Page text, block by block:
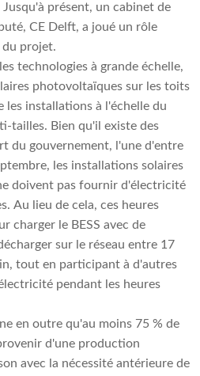
présent, un cabinet de
CE Delft, a joué un rôle
du projet.
technologies à grande échelle,
photovoltaïques sur les toits
les installations à l'échelle du
tailles. Bien qu'il existe des
du gouvernement, l'une d'entre
les installations solaires
doivent pas fournir d'électricité
Au lieu de cela, ces heures
charger le BESS avec de
sur le réseau entre 17
tout en participant à d'autres
pendant les heures
en outre qu'au moins 75 % de
d'une production
avec la nécessité antérieure de